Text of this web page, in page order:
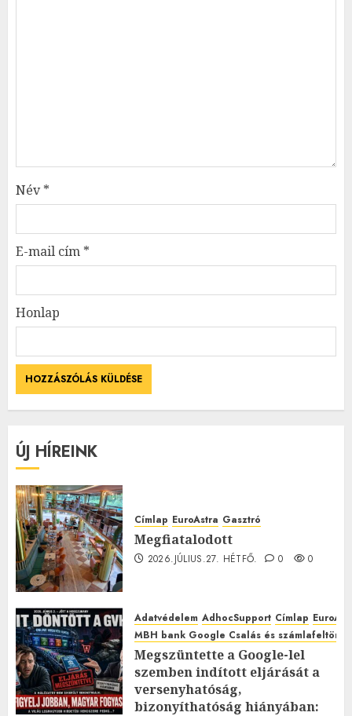
Név*
E-mail cím *
Honlap
ÚJ HÍREINK
Címlap EuroAstra Gasztró
Megfiatalodott
2026.JÚLIUS.27. HÉTFŐ. 0 0
Adatvédelem AdhocSupport Címlap
MBH bank Google Csalás és
Megszüntette a Google-lel
szemben indított eljárását a
versenyhatóság,
bizonyíthatóság hiányában: